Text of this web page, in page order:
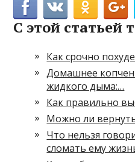
С этой статьей
Как срочно
Домашнее
жидкого дыма:…
Как правильно
Можно ли
Что нельзя
сломать ему